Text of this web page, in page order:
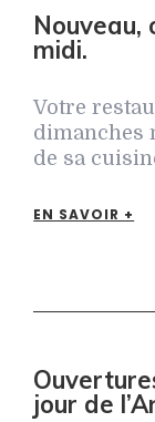
Nouveau,
midi.
Votre
dimanches
de sa
EN SAVOIR +
jour de